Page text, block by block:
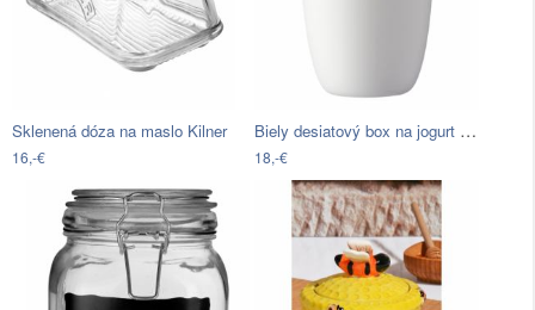
Sklenená dóza na maslo Kilner
16,-€
Biely desiatový box na jogurt Rosti…
18,-€